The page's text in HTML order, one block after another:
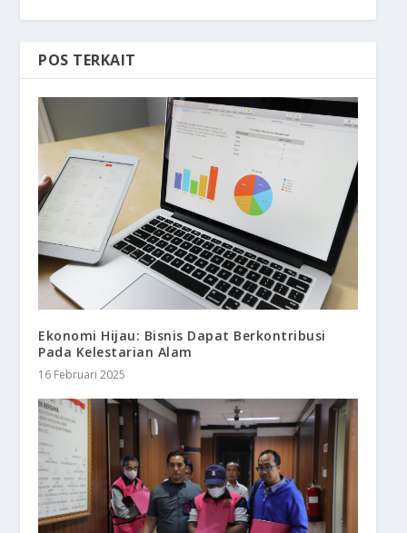
POS TERKAIT
Ekonomi Hijau: Bisnis Dapat Berkontribusi
Pada Kelestarian Alam
16 Februari 2025